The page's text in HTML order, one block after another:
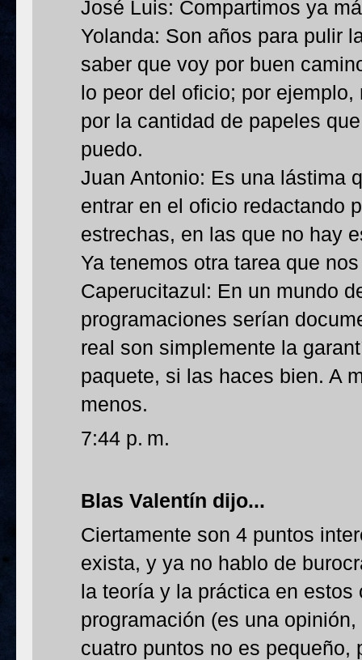
José Luis: Compartimos ya
Yolanda: Son años para pulir
saber que voy por buen
lo peor del oficio; por
por la cantidad de papeles
puedo.
Juan Antonio: Es una lástima
entrar en el oficio redactando
estrechas, en las que no hay
Ya tenemos otra tarea que
Caperucitazul: En un mundo
programaciones serían
real son simplemente la
paquete, si las haces bien. A
menos.
7:44 p. m.
Blas Valentín dijo...
Ciertamente son 4 puntos
exista, y ya no hablo de
la teoría y la práctica en estos
programación (es una
cuatro puntos no es pequeño,